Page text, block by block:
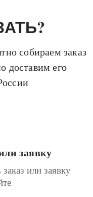
собираем заказ
доставим его
заявку
или заявку